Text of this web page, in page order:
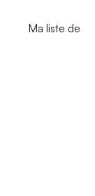
Ma liste de